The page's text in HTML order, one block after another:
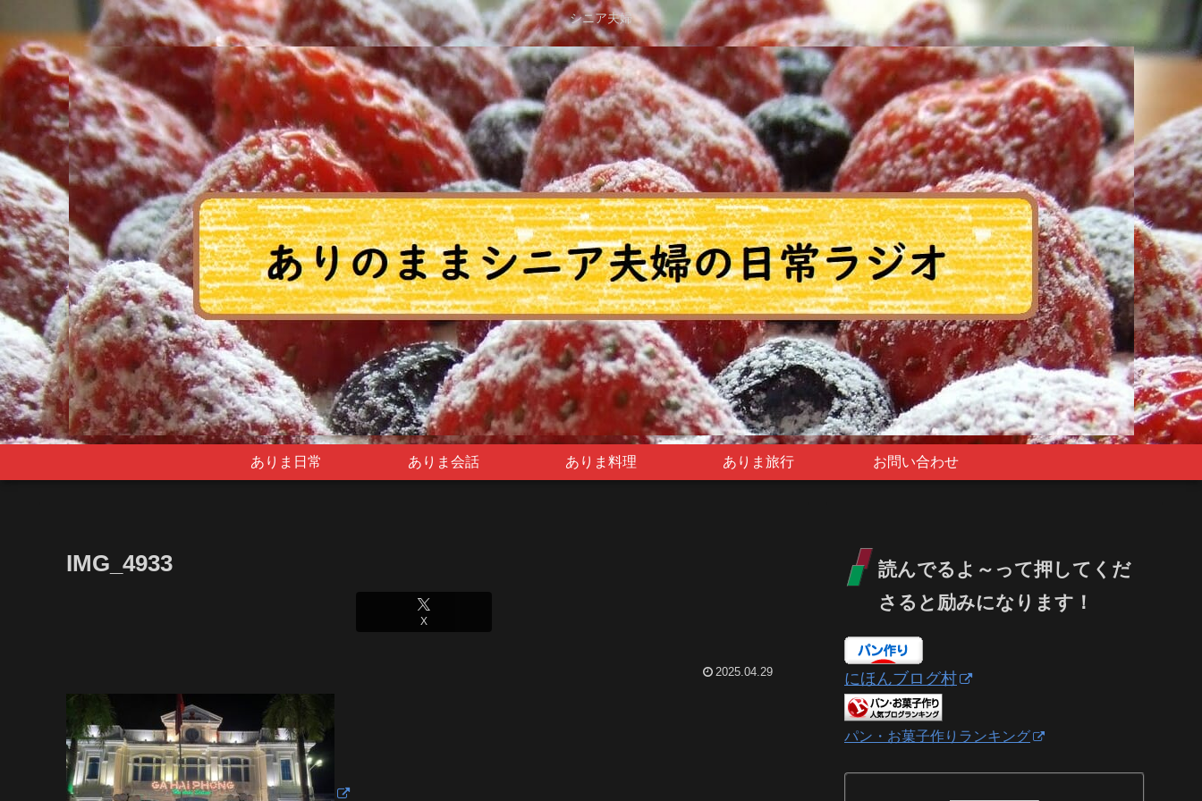
シニア夫婦
ありま日常 ありま会話 ありま料理 ありま旅行 お問い合わせ
IMG_4933
X
2025.04.29
読んでるよ～って押してくだ
さると励みになります！
にほんブログ村
パン・お菓子作りランキング